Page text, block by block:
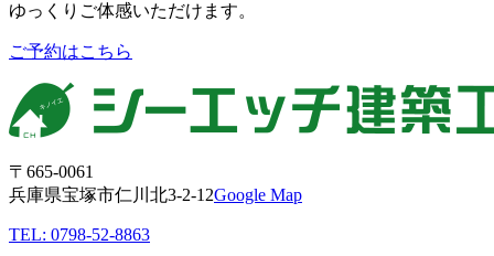
ゆっくりご体感いただけます。
ご予約はこちら
〒665-0061
兵庫県宝塚市仁川北3-2-12Google Map
TEL: 0798-52-8863